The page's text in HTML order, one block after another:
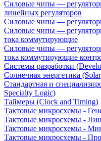
Силовые чипы —
линейных регуляторов
Силовые чипы —
Силовые чипы —
тока коммутирующие
Силовые чипы —
тока коммутирующие
Системы разработки
Солнечная энергетика
Стандартная и
Specialty Logic)
Таймеры (Clock and Timing)
Тактовые микросхемы -
Тактовые микросхемы -
Тактовые микросхемы -
Тактовые микросхемы -